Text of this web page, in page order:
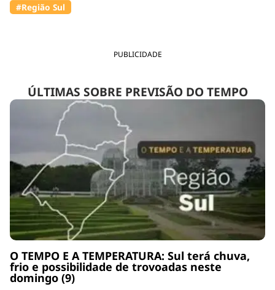
PUBLICIDADE
ÚLTIMAS SOBRE PREVISÃO DO TEMPO
O TEMPO E A TEMPERATURA: Sul terá chuva,
frio e possibilidade de trovoadas neste
domingo (9)
#Região Sul